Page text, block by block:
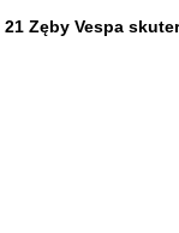
21 Zęby Vespa